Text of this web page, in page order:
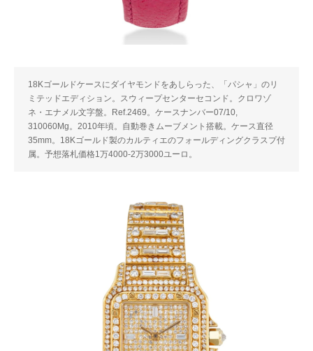
18Kゴールドケースにダイヤモンドをあしらった、「パシャ」のリ
ミテッドエディション。スウィープセンターセコンド。クロワゾ
ネ・エナメル文字盤。Ref.2469。ケースナンバー07/10,
310060Mg。2010年頃。自動巻きムーブメント搭載。ケース直径
35mm。18Kゴールド製のカルティエのフォールディングクラスプ付
属。予想落札価格1万4000-2万3000ユーロ。